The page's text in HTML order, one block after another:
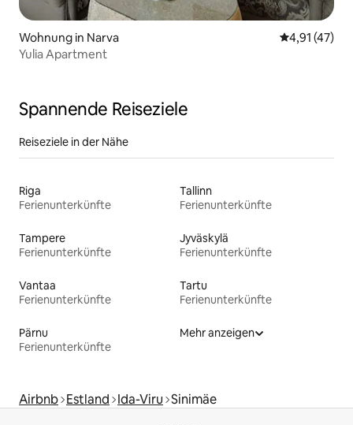
Wohnung in Narva
4,91 (47)
Yulia Apartment
Spannende Reiseziele
Reiseziele in der Nähe
Riga
Ferienunterkünfte
Tallinn
Ferienunterkünfte
Tampere
Ferienunterkünfte
Jyväskylä
Ferienunterkünfte
Vantaa
Ferienunterkünfte
Tartu
Ferienunterkünfte
Pärnu
Ferienunterkünfte
Mehr anzeigen
Airbnb Estland Ida-Viru Sinimäe